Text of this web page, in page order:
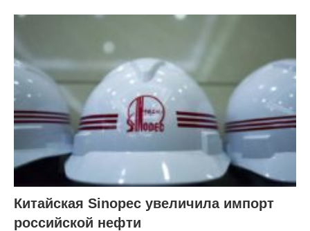
Китайская Sinopec увеличила импорт
российской нефти